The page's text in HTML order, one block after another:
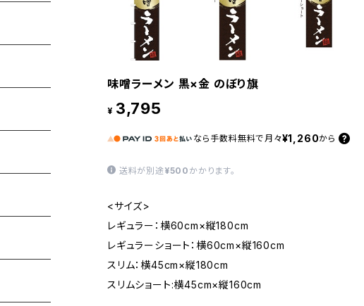
味噌ラーメン 黒×金 のぼり旗
¥ 3,795
なら 手数料無料で 月々¥1,260から
送料が別途 ¥500 かかります。
<サイズ>
レギュラー：横60cm×縦180cm
レギュラーショート：横60cm×縦160cm
スリム：横45cm×縦180cm
スリムショート:横45cm×縦160cm